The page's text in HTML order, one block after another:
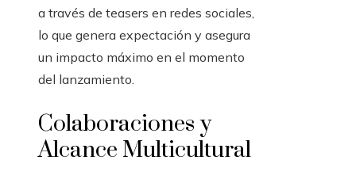
a través de teasers en redes sociales,
lo que genera expectación y asegura
un impacto máximo en el momento
del lanzamiento.
Colaboraciones y
Alcance Multicultural